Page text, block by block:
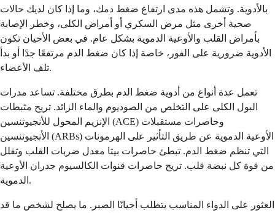
بالأدوية. وتشمل هذه مدى ارتفاع ضغط دمك، وما إذا كان لديك حالات
صحية أخرى مثل مرض السكري أو أمراض الكلى، وخطر الإصابة
بأمراض القلب والأوعية الدموية بشكل عام. في بعض الأحيان تكون
الأدوية ضرورية على الفور، خاصة إذا كان ضغط الدم مرتفعًا جدًا أو بدأ
تلف الأعضاء.
تعمل عدة أنواع من أدوية ضغط الدم بطرق مختلفة. تساعد مدرات
البول الكلى على التخلص من الصوديوم والماء الزائد. تريح مثبطات
الإنزيم المحول للأنجيوتنسين (ACE) وحاصرات مستقبلات
الأنجيوتنسين (ARBs) الأوعية الدموية عن طريق التأثير على الهرمونات
التي تنظم ضغط الدم. تبطئ حاصرات بيتا معدل ضربات القلب وتقلل
من قوة كل نبضة قلب. تريح حاصرات قنوات الكالسيوم جدران الأوعية
الدموية.
العثور على الدواء المناسب يتطلب أحيانًا الصبر. ما يصلح لشخص ما قد